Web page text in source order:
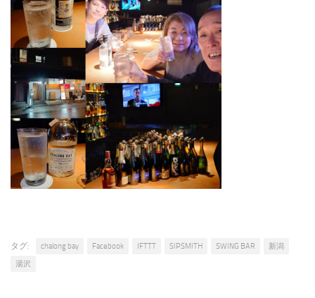
タグ: chalong bay Facebook IFTTT SIPSMITH SWING BAR
新潟
湯沢